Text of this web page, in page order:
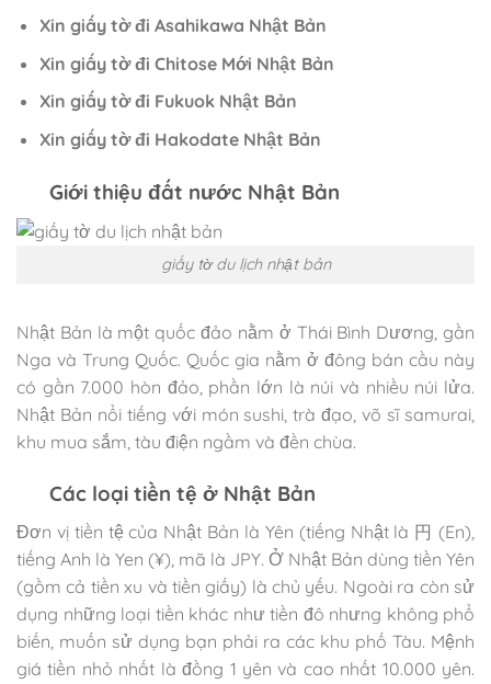
Xin giấy tờ đi Asahikawa Nhật Bản
Xin giấy tờ đi Chitose Mới Nhật Bản
Xin giấy tờ đi Fukuok Nhật Bản
Xin giấy tờ đi Hakodate Nhật Bản
Giới thiệu đất nước Nhật Bản
giấy tờ du lịch nhật bản
Nhật Bản là một quốc đảo nằm ở Thái Bình Dương, gần
Nga và Trung Quốc. Quốc gia nằm ở đông bán cầu này
có gần 7.000 hòn đảo, phần lớn là núi và nhiều núi lửa.
Nhật Bản nổi tiếng với món sushi, trà đạo, võ sĩ samurai,
khu mua sắm, tàu điện ngầm và đền chùa.
Các loại tiền tệ ở Nhật Bản
Đơn vị tiền tệ của Nhật Bản là Yên (tiếng Nhật là 円 (En),
tiếng Anh là Yen (¥), mã là JPY. Ở Nhật Bản dùng tiền Yên
(gồm cả tiền xu và tiền giấy) là chủ yếu. Ngoài ra còn sử
dụng những loại tiền khác như tiền đô nhưng không phổ
biến, muốn sử dụng bạn phải ra các khu phố Tàu. Mệnh
giá tiền nhỏ nhất là đồng 1 yên và cao nhất 10.000 yên.